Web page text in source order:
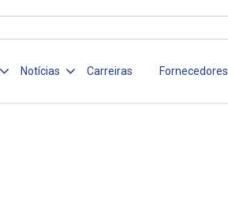
Notícias Carreiras Fornecedores